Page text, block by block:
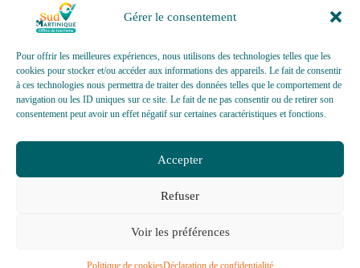
Gérer le consentement
Pour offrir les meilleures expériences, nous utilisons des technologies telles que les
cookies pour stocker et/ou accéder aux informations des appareils. Le fait de consentir
à ces technologies nous permettra de traiter des données telles que le comportement de
navigation ou les ID uniques sur ce site. Le fait de ne pas consentir ou de retirer son
consentement peut avoir un effet négatif sur certaines caractéristiques et fonctions.
Accepter
Refuser
Voir les préférences
Politique de cookiesDéclaration de confidentialité
OFFICES DE TOURISME - Pour les activités d’accueil,
d’information, de promotion/communication, de création et gestion
d’événements